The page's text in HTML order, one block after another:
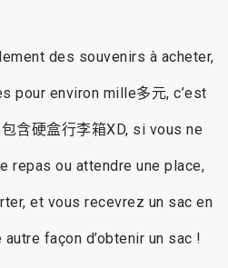
des souvenirs à acheter,
pour environ mille多元, c’est
含硬盒行李箱XD, si vous ne
repas ou attendre une place,
et vous recevrez un sac en
façon d’obtenir un sac !